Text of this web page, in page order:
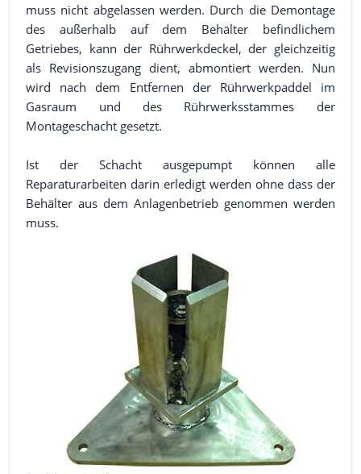
muss nicht abgelassen werden. Durch die Demontage
des außerhalb auf dem Behälter befindlichem
Getriebes, kann der Rührwerkdeckel, der gleichzeitig
als Revisionszugang dient, abmontiert werden. Nun
wird nach dem Entfernen der Rührwerkpaddel im
Gasraum und des Rührwerksstammes der
Montageschacht gesetzt.
Ist der Schacht ausgepumpt können alle
Reparaturarbeiten darin erledigt werden ohne dass der
Behälter aus dem Anlagenbetrieb genommen werden
muss.